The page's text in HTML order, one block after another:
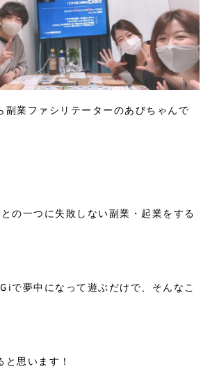
副業ファシリテーターのあびちゃんで
の一つに失敗しない副業・起業をする
で夢中になって遊ぶだけで、そんなこ
思います！